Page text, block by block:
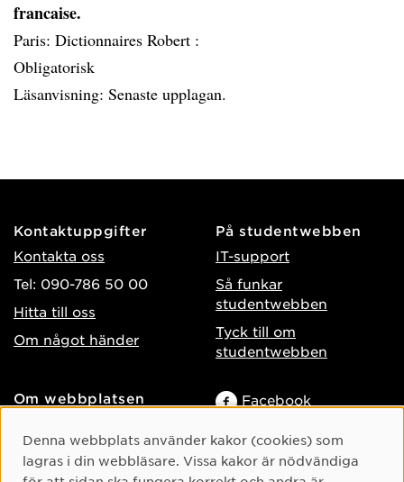
francaise.
Paris: Dictionnaires Robert :
Obligatorisk
Läsanvisning: Senaste upplagan.
Kontaktuppgifter
Kontakta oss
Tel: 090-786 50 00
Hitta till oss
Om något händer
På studentwebben
IT-support
Så funkar
studentwebben
Tyck till om
studentwebben
Om webbplatsen
Behandling av
personuppgifter
Facebook
TikTok
Cookie-samtycke
Denna webbplats använder kakor (cookies) som
lagras i din webbläsare. Vissa kakor är nödvändiga